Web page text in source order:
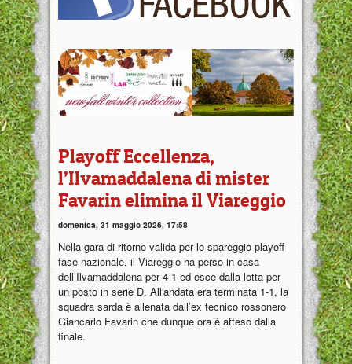
Playoff Eccellenza,
l’Ilvamaddalena di mister
Favarin elimina il Viareggio
domenica, 31 maggio 2026, 17:58
Nella gara di ritorno valida per lo spareggio playoff
fase nazionale, il Viareggio ha perso in casa
dell’Ilvamaddalena per 4-1 ed esce dalla lotta per
un posto in serie D. All'andata era terminata 1-1, la
squadra sarda è allenata dall’ex tecnico rossonero
Giancarlo Favarin che dunque ora è atteso dalla
finale.